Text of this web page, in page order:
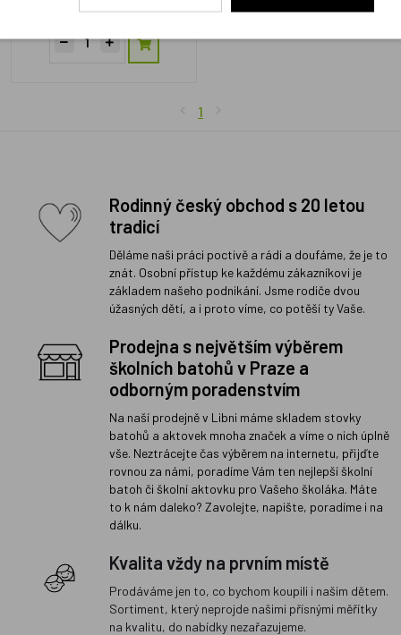
1
Rodinný český obchod s 20 letou
tradicí
Děláme naši práci poctivě a rádi a doufáme, že je to
znát. Osobní přístup ke každému zákazníkovi je
základem našeho podnikání. Jsme rodiče dvou
úžasných dětí, a i proto víme, co potěší ty Vaše.
Prodejna s největším výběrem
školních batohů v Praze a
odborným poradenstvím
Na naší prodejně v Libni máme skladem stovky
batohů a aktovek mnoha značek a víme o nich úplně
vše. Neztrácejte čas výběrem na internetu, přijďte
rovnou za námi, poradíme Vám ten nejlepší školní
batoh či školní aktovku pro Vašeho školáka. Máte
to k nám daleko? Zavolejte, napište, poradíme i na
dálku.
Kvalita vždy na prvním místě
Prodáváme jen to, co bychom koupili i našim dětem.
Sortiment, který neprojde našimi přísnými měřítky
na kvalitu, do nabídky nezařazujeme.